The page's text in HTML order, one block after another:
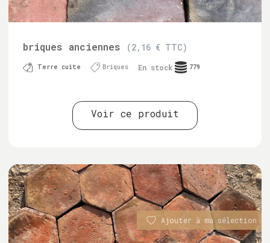
briques anciennes (2,16 € TTC)
Terre cuite Briques En stock 779
Voir ce produit
Ajouter à ma sélection